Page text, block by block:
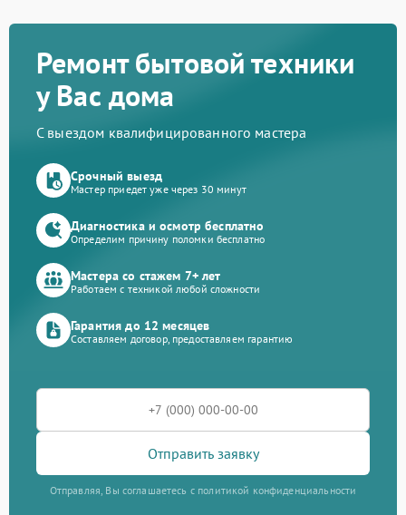
Ремонт бытовой техники
у Вас дома
С выездом квалифицированного мастера
Срочный выезд
Мастер приедет уже через 30 минут
Диагностика и осмотр бесплатно
Определим причину поломки бесплатно
Мастера со стажем 7+ лет
Работаем с техникой любой сложности
Гарантия до 12 месяцев
Составляем договор, предоставляем гарантию
Отправить заявку
Отправляя, Вы соглашаетесь с политикой конфиденциальности